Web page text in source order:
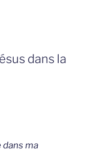
dans la
ma